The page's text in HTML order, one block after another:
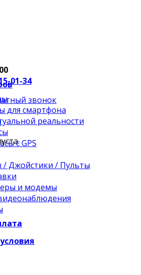
01-34
звонок
для смартфона
реальности
с GPS
/ Джойстики / Пульты
и модемы